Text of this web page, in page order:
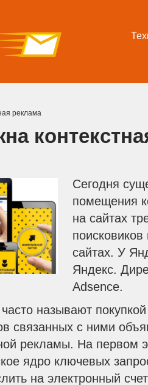
реклама
Сегодня
помещения
на сайтах
сайтах. У
Яндекс.
Adsence.
называют
связанных с ними
рекламы. На первом
ядро ключевых
на электронный